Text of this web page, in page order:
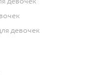
девочек